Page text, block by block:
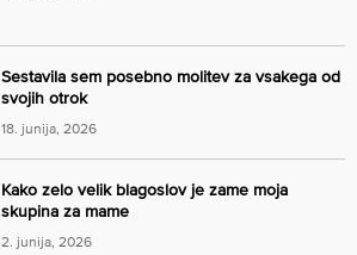
Sestavila sem posebno molitev za vsakega od
svojih otrok
18. junija, 2026
Kako zelo velik blagoslov je zame moja
skupina za mame
2. junija, 2026